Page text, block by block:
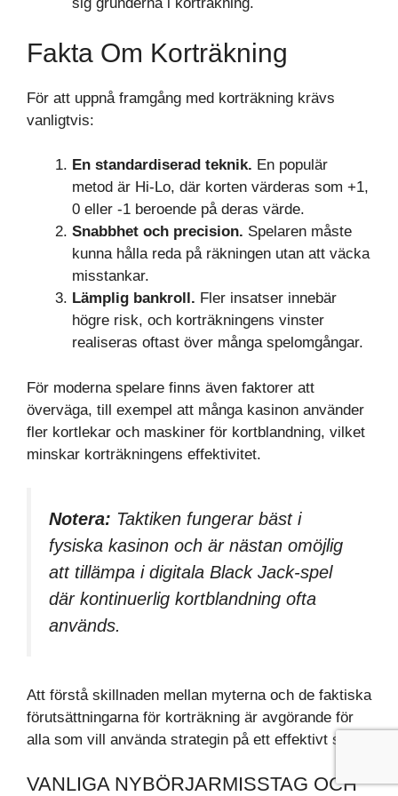
Fakta Om Korträkning
För att uppnå framgång med korträkning krävs
vanligtvis:
En standardiserad teknik. En populär
metod är Hi-Lo, där korten värderas som +1,
0 eller -1 beroende på deras värde.
Snabbhet och precision. Spelaren måste
kunna hålla reda på räkningen utan att väcka
misstankar.
Lämplig bankroll. Fler insatser innebär
högre risk, och korträkningens vinster
realiseras oftast över många spelomgångar.
För moderna spelare finns även faktorer att
överväga, till exempel att många kasinon använder
fler kortlekar och maskiner för kortblandning, vilket
minskar korträkningens effektivitet.
Notera: Taktiken fungerar bäst i
fysiska kasinon och är nästan omöjlig
att tillämpa i digitala Black Jack-spel
där kontinuerlig kortblandning ofta
används.
Att förstå skillnaden mellan myterna och de faktiska
förutsättningarna för korträkning är avgörande för
alla som vill använda strategin på ett effektivt sätt.
VANLIGA NYBÖRJARMISSTAG OCH